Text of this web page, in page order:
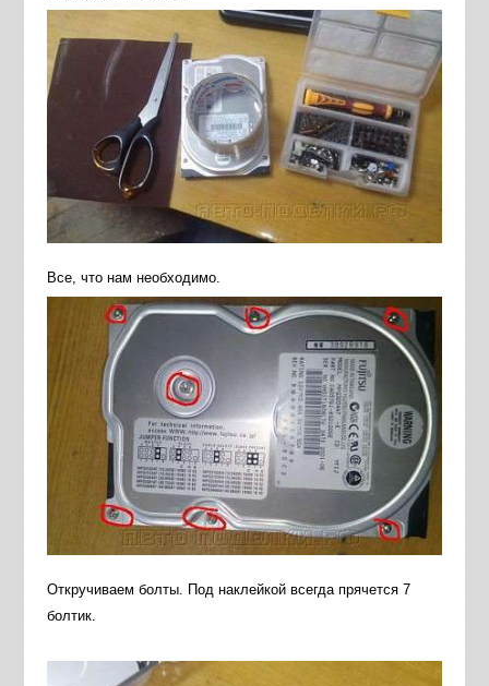
Все, что нам необходимо.
Откручиваем болты. Под наклейкой всегда прячется 7
болтик.